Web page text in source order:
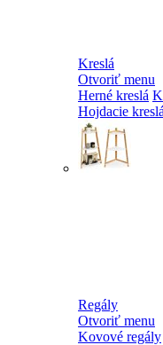
Kreslá
Otvoriť menu
Herné kreslá
Hojdacie kreslá
Regály
Otvoriť menu
Kovové regály